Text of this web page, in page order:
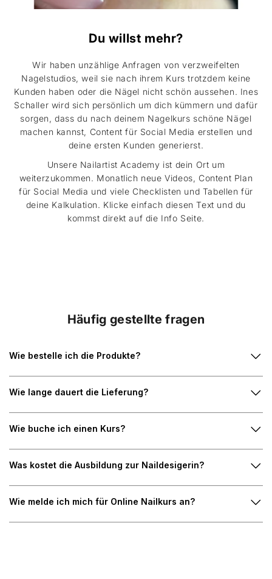
Du willst mehr?
Wir haben unzählige Anfragen von verzweifelten
Nagelstudios, weil sie nach ihrem Kurs trotzdem keine
Kunden haben oder die Nägel nicht schön aussehen. Ines
Schaller wird sich persönlich um dich kümmern und dafür
sorgen, dass du nach deinem Nagelkurs schöne Nägel
machen kannst, Content für Social Media erstellen und
deine ersten Kunden generierst.
Unsere Nailartist Academy ist dein Ort um
weiterzukommen. Monatlich neue Videos, Content Plan
für Social Media und viele Checklisten und Tabellen für
deine Kalkulation. Klicke einfach diesen Text und du
kommst direkt auf die Info Seite.
Häufig gestellte fragen
Wie bestelle ich die Produkte?
Wie lange dauert die Lieferung?
Wie buche ich einen Kurs?
Was kostet die Ausbildung zur Naildesigerin?
Wie melde ich mich für Online Nailkurs an?